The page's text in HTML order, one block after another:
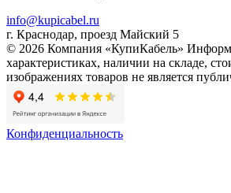
info@kupicabel.ru
г. Краснодар, проезд Майский 5
© 2026 Компания «КупиКабель»
характеристиках, наличии на складе,
изображениях товаров не является
Конфиденциальность